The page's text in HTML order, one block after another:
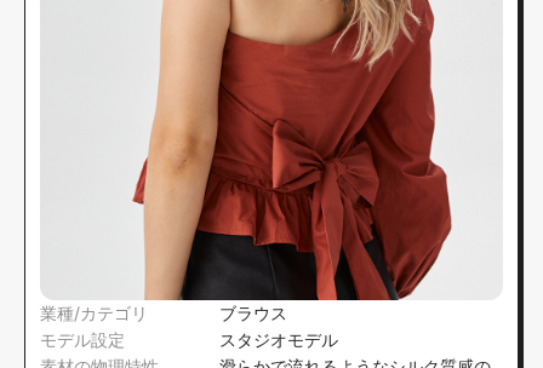
業種/カテゴリ
ブラウス
モデル設定
スタジオモデル